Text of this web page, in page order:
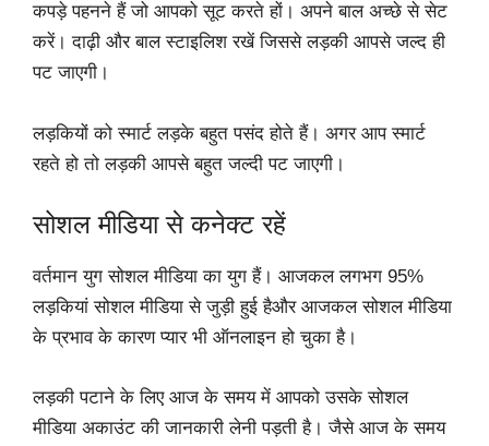
कपड़े पहनने हैं जो आपको सूट करते हों।‌ अपने बाल अच्छे से सेट
करें। दाढ़ी और बाल स्टाइलिश रखें जिससे लड़की आपसे जल्द ही
पट जाएगी।
लड़कियों को स्मार्ट लड़के बहुत पसंद होते हैं। अगर आप स्मार्ट
रहते हो तो लड़की आपसे बहुत जल्दी पट जाएगी।
सोशल मीडिया से कनेक्ट रहें
वर्तमान‌ युग सोशल मीडिया का युग हैं।‌ आजकल लगभग 95%
लड़कियां सोशल मीडिया से जुड़ी हुई हैऔर आजकल सोशल मीडिया
के प्रभाव के कारण प्यार भी ऑनलाइन हो चुका है।
लड़की पटाने के लिए आज के समय में आपको उसके सोशल
मीडिया अकाउंट की जानकारी लेनी पड़ती है। जैसे आज के समय